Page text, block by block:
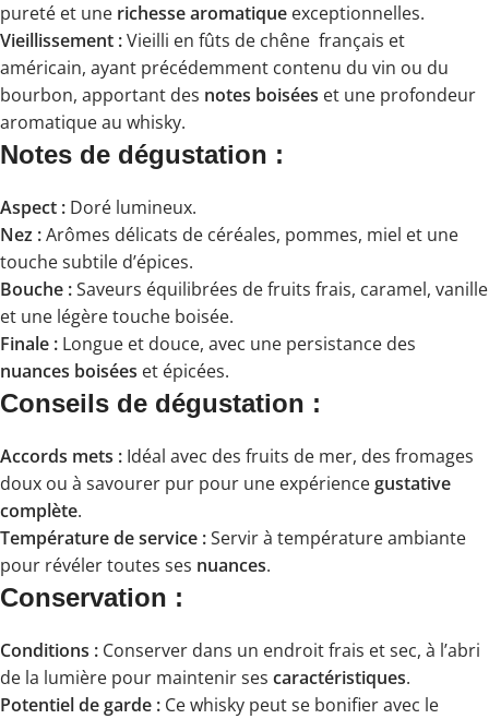
pureté et une richesse aromatique exceptionnelles.
Vieillissement :Vieilli en fûts de chêne français et
américain, ayant précédemment contenu du vin ou du
bourbon, apportant des notes boisées et une profondeur
aromatique au whisky.
Notes de dégustation :
Aspect : Doré lumineux.
Nez :Arômes délicats de céréales, pommes, miel et une
touche subtile d’épices.
Bouche :Saveurs équilibrées de fruits frais, caramel, vanille
et une légère touche boisée.
Finale : Longue et douce, avec une persistance des
nuances boisées et épicées.
Conseils de dégustation :
Accords mets : Idéal avec des fruits de mer, des fromages
doux ou à savourer pur pour une expériencegustative
complète.
Température de service :Servir à température ambiante
pour révéler toutes ses nuances.
Conservation :
Conditions : Conserver dans un endroit frais et sec, à l’abri
de la lumière pour maintenir ses caractéristiques.
Potentiel de garde : Ce whisky peut se bonifier avec le